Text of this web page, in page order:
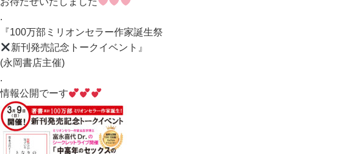
.
『100万部ミリオンセラー作家誕生祭
新刊発売記念トークイベント』
(永岡書店主催)
.
情報公開でーす